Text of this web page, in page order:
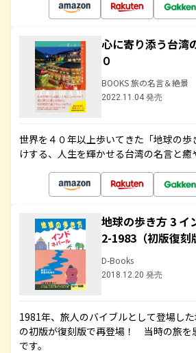
心に寄り添う台湾
０
BOOKS 旅の名言＆絶景
2022.11.04 発売
世界を４０年以上歩いてきた「地球の歩
けする、人生を輝かせる台湾の名言と癒
地球の歩き方 3 イ
2-1983（初版復刻
D-Books
2018.12.20 発売
1981年、旅人のバイブルとして登場し
の初版が復刻版で再登場！ 当時の旅を
です。